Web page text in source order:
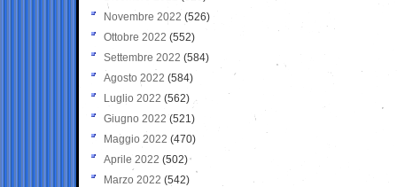
Novembre 2022 (526)
Ottobre 2022 (552)
Settembre 2022 (584)
Agosto 2022 (584)
Luglio 2022 (562)
Giugno 2022 (521)
Maggio 2022 (470)
Aprile 2022 (502)
Marzo 2022 (542)